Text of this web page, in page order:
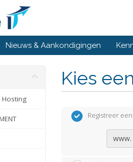
Nieuws & Aankondigingen
Kies
Hosting
Registreer
www.